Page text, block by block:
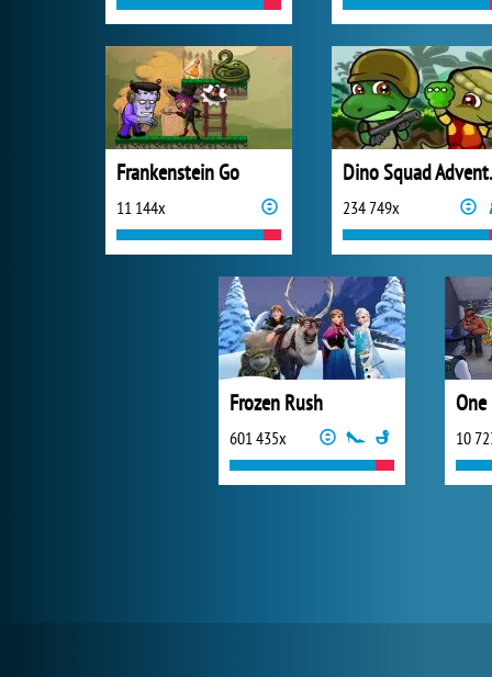
Frankenstein Go
11 144x 234 749x
Frozen Rush
601 435x
One
10